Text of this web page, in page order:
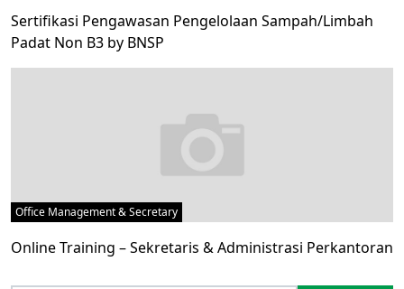
Sertifikasi Pengawasan Pengelolaan Sampah/Limbah
Padat Non B3 by BNSP
Office Management & Secretary
Online Training – Sekretaris & Administrasi Perkantoran